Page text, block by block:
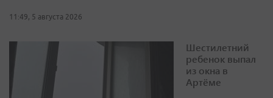
11:49, 5 августа 2026
Шестилетний
ребенок выпал
из окна в
Артёме